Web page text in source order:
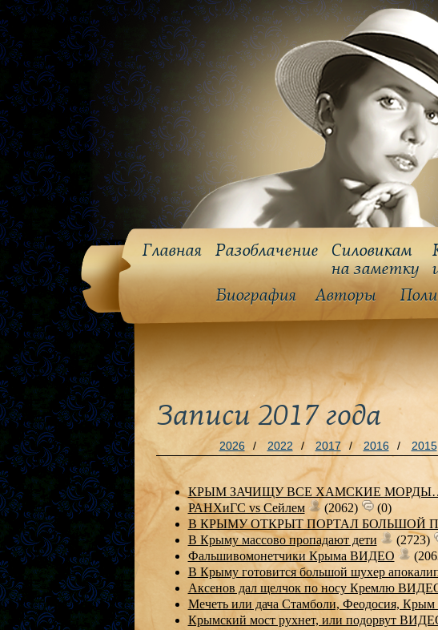
Главная Разоблачение
Силовикам
на заметку
Биография
Авторы
Записи 2017 года
2026 / 2022 / 2017 / 2016 / 2015
КРЫМ ЗАЧИЩУ ВСЕ ХАМСКИЕ
РАНХиГС vs Сейлем
(2062)
(0)
В КРЫМУ ОТКРЫТ ПОРТАЛ БОЛЬШОЙ
В Крыму массово пропадают дети
(2723)
Фальшивомонетчики Крыма ВИДЕО
В Крыму готовится большой шухер
Аксенов дал щелчок по носу Кремлю
Мечеть или дача Стамболи, Феодосия,
Крымский мост рухнет, или подорвут